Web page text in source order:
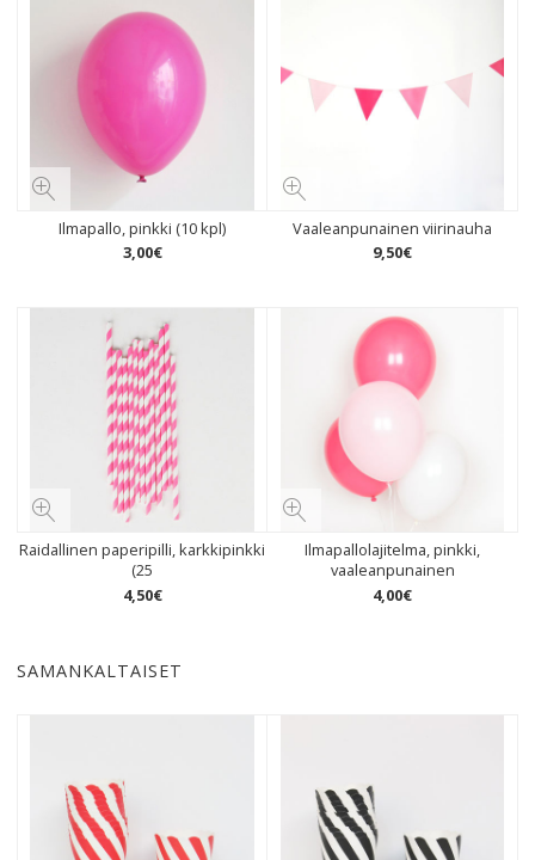
Ilmapallo, pinkki (10 kpl)
3,00€
Vaaleanpunainen viirinauha
9,50€
Raidallinen paperipilli, karkkipinkki
(25
4,50€
Ilmapallolajitelma, pinkki,
vaaleanpunainen
4,00€
SAMANKALTAISET